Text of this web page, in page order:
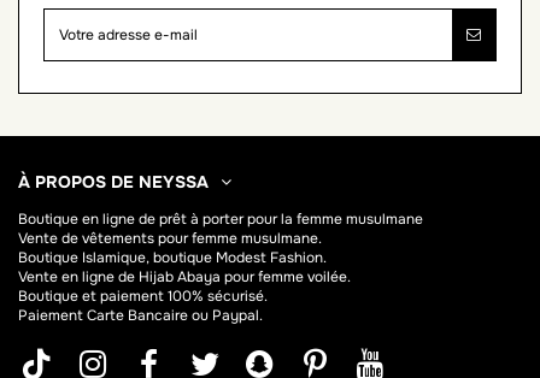
À PROPOS DE NEYSSA
Boutique en ligne deprêt à porter pour la femme musulmane
Vente de vêtements pour femme musulmane.
Boutique Islamique, boutique Modest Fashion.
Vente en ligne de HijabAbaya pour femme voilée.
Boutique et paiement 100% sécurisé.
Paiement Carte Bancaire ou Paypal.